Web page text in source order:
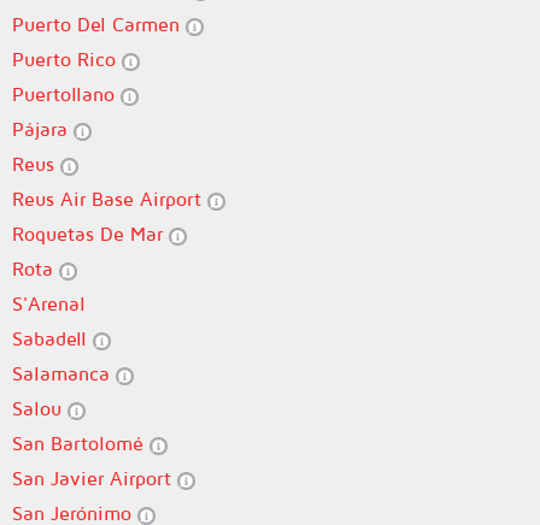
Puerto Del Carmen
Puerto Rico
Puertollano
Pájara
Reus
Reus Air Base Airport
Roquetas De Mar
Rota
S'Arenal
Sabadell
Salamanca
Salou
San Bartolomé
San Javier Airport
San Jerónimo